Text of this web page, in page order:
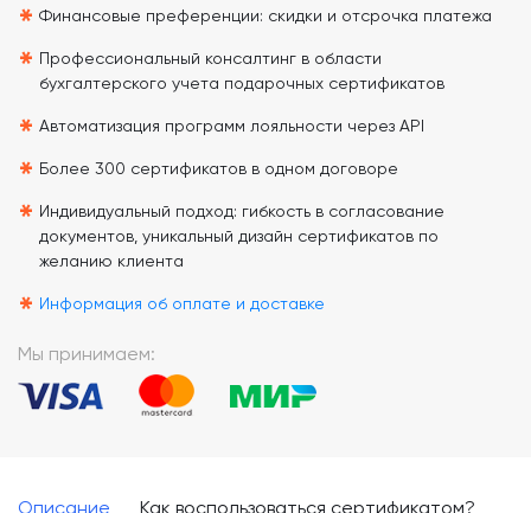
* Финансовые преференции: скидки и отсрочка платежа
* Профессиональный консалтинг в области
бухгалтерского учета подарочных сертификатов
* Автоматизация программ лояльности через API
* Более 300 сертификатов в одном договоре
* Индивидуальный подход: гибкость в согласование
документов, уникальный дизайн сертификатов по
желанию клиента
* Информация об оплате и доставке
Мы принимаем:
Описание Как воспользоваться сертификатом?